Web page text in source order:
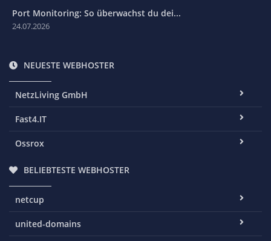
Port Monitoring: So überwachst du dei...
24.07.2026
NEUESTE WEBHOSTER
NetzLiving GmbH
Fast4.IT
Ossrox
BELIEBTESTE WEBHOSTER
netcup
united-domains